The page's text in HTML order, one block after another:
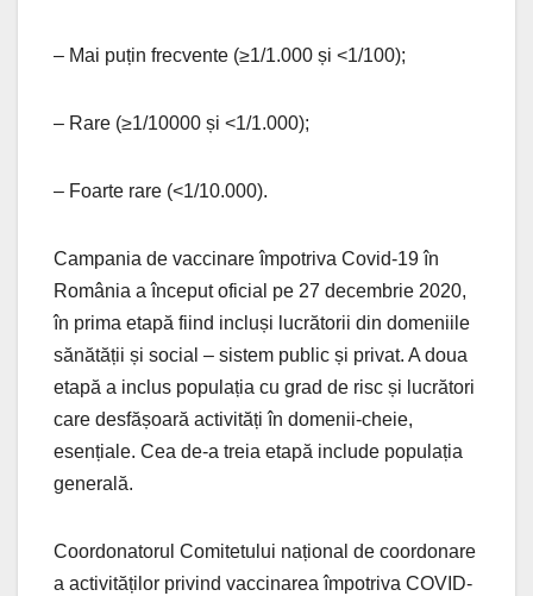
– Mai puțin frecvente (≥1/1.000 și <1/100);
– Rare (≥1/10000 și <1/1.000);
– Foarte rare (<1/10.000).
Campania de vaccinare împotriva Covid-19 în
România a început oficial pe 27 decembrie 2020,
în prima etapă fiind incluși lucrătorii din domeniile
sănătății și social – sistem public și privat. A doua
etapă a inclus populația cu grad de risc și lucrători
care desfășoară activități în domenii-cheie,
esențiale. Cea de-a treia etapă include populația
generală.
Coordonatorul Comitetului național de coordonare
a activităților privind vaccinarea împotriva COVID-